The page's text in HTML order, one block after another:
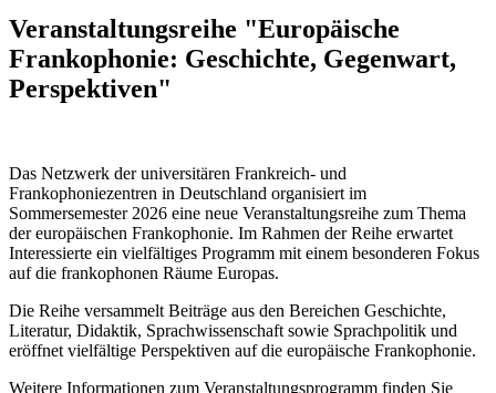
Veranstaltungsreihe "Europäische
Frankophonie: Geschichte, Gegenwart,
Perspektiven"
Das Netzwerk der universitären Frankreich- und
Frankophoniezentren in Deutschland organisiert im
Sommersemester 2026 eine neue Veranstaltungsreihe zum Thema
der europäischen Frankophonie. Im Rahmen der Reihe erwartet
Interessierte ein vielfältiges Programm mit einem besonderen Fokus
auf die frankophonen Räume Europas.
Die Reihe versammelt Beiträge aus den Bereichen Geschichte,
Literatur, Didaktik, Sprachwissenschaft sowie Sprachpolitik und
eröffnet vielfältige Perspektiven auf die europäische Frankophonie.
Weitere Informationen zum Veranstaltungsprogramm finden Sie